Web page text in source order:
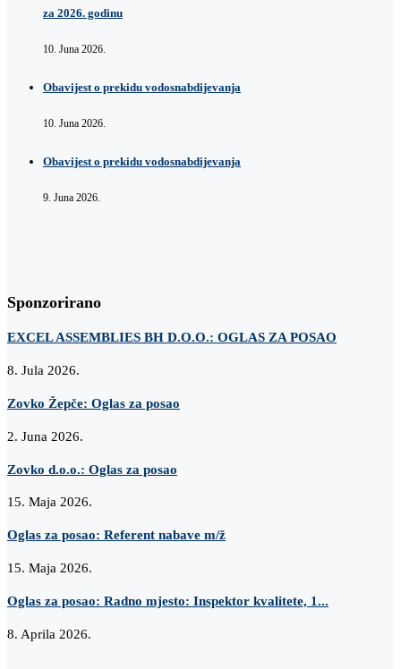
za 2026. godinu
10. Juna 2026.
Obavijest o prekidu vodosnabdijevanja
10. Juna 2026.
Obavijest o prekidu vodosnabdijevanja
9. Juna 2026.
Sponzorirano
EXCEL ASSEMBLIES BH D.O.O.: OGLAS ZA POSAO
8. Jula 2026.
Zovko Žepče: Oglas za posao
2. Juna 2026.
Zovko d.o.o.: Oglas za posao
15. Maja 2026.
Oglas za posao: Referent nabave m/ž
15. Maja 2026.
Oglas za posao: Radno mjesto: Inspektor kvalitete, 1...
8. Aprila 2026.